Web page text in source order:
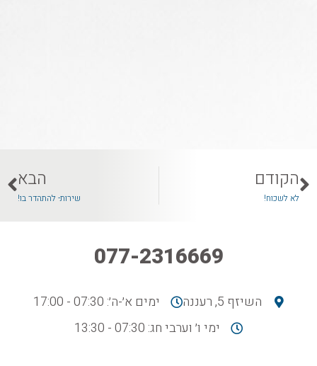
הקודם
לא לשכוח!
הבא
שירות- להתהדר בו!
077-2316669
השיזף 5, רעננה
ימים א׳-ה׳: 07:30 - 17:00
ימי ו׳ וערבי חג: 07:30 - 13:30